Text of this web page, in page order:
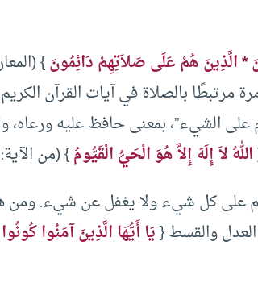
* الَّذِينَ هُمْ عَلَى صَلاَتِهِمْ دَائِمُونَ} (المعارج:
لفظ أقام ومشتقاته (40) مرة مرتبطًا بالصلاة في آيات
الشيء”، بمعنى حافظ عليه ورعاه،
اللهُ لاَ إِلَهَ إِلاَّ هُوَ الْحَيُّ الْقَيُّومُ} (من الآية: 255 من سورة البقرة).
على كل شيء ولا يغفل عن شيء. ومن
والقسط {يَا أَيُّهَا الَّذِينَ آمَنُوا